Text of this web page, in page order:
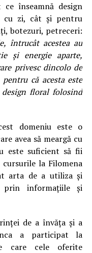
înseamnă design
cu zi, cât și pentru
botezuri, petreceri:
întrucât acestea au
și energie aparte,
privesc dincolo de
că acesta este
floral folosind
domeniu este o
avea să meargă cu
este suficient să fii
la Filomena
arta de a utiliza și
prin informațiile și
de a învăța și a
a participat la
care cele oferite